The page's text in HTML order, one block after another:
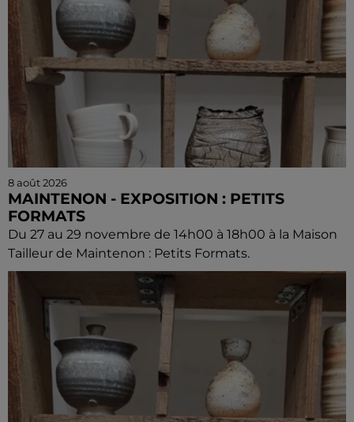
8 août 2026
MAINTENON - EXPOSITION : PETITS
FORMATS
Du 27 au 29 novembre de 14h00 à 18h00 à la Maison
Tailleur de Maintenon : Petits Formats.